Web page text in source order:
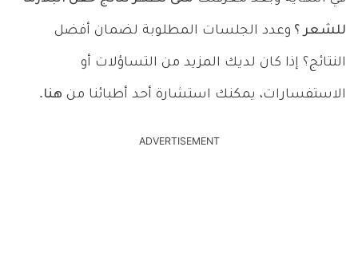
للشعر ؟ وعدد الجلسات المطلوبة لضمان أفضل
النتائج؟ إذا كان لديك المزيد من التساؤلات أو
الاستفسارات، يمكنك استشارة أحد أطبائنا من هنا.
ADVERTISEMENT